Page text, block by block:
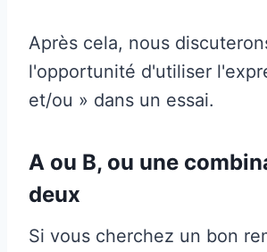
Après cela, nous
l'opportunité d'utiliser
et/ou » dans un essai.
A ou B, ou une
deux
Si vous cherchez un bon